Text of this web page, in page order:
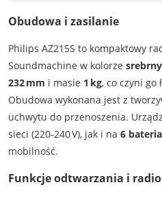
Obudowa i zasilanie
Philips AZ215S to kompaktowy
Soundmachine w kolorze
232 mm i masie 1 kg, co czyni go
Obudowa wykonana jest z
uchwytu do przenoszenia.
sieci (220‑240 V), jak i na 6
mobilność.
Funkcje odtwarzania i radio